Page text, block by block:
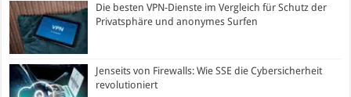
Die besten VPN-Dienste im Vergleich für Schutz der
Privatsphäre und anonymes Surfen
Jenseits von Firewalls: Wie SSE die Cybersicherheit
revolutioniert